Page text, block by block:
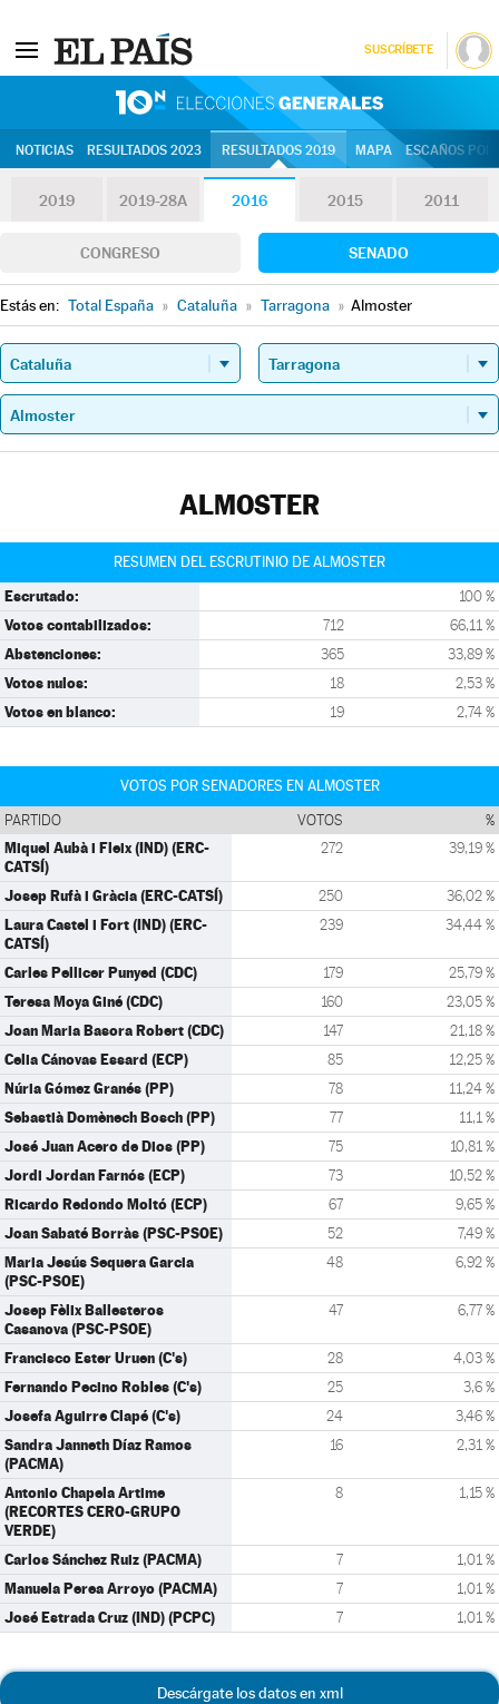
SUSCRÍBETE
NOTICIAS RESULTADOS 2023 RESULTADOS 2019 MAPA ESCAÑOS
2019 2019-28A 2016 2015 2011
CONGRESO SENADO
Estás en: Total España » Cataluña » Tarragona » Almoster
ALMOSTER
RESUMEN DEL ESCRUTINIO DE ALMOSTER
Escrutado: 100 %
Votos contabilizados: 712 66,11 %
Abstenciones: 365 33,89 %
Votos nulos: 18 2,53 %
Votos en blanco: 19 2,74 %
VOTOS POR SENADORES EN ALMOSTER
PARTIDO VOTOS %
Miquel Aubà i Fleix (IND) (ERC-
CATSÍ)
272 39,19 %
Josep Rufà i Gràcia (ERC-CATSÍ) 250 36,02 %
Laura Castel i Fort (IND) (ERC-
CATSÍ)
239 34,44 %
Carles Pellicer Punyed (CDC) 179 25,79 %
Teresa Moya Giné (CDC) 160 23,05 %
Joan Maria Basora Robert (CDC) 147 21,18 %
Celia Cánovas Essard (ECP) 85 12,25 %
Núria Gómez Granés (PP) 78 11,24 %
Sebastià Domènech Bosch (PP) 77 11,1 %
José Juan Acero de Dios (PP) 75 10,81 %
Jordi Jordan Farnós (ECP) 73 10,52 %
Ricardo Redondo Moltó (ECP) 67 9,65 %
Joan Sabaté Borràs (PSC-PSOE) 52 7,49 %
Maria Jesús Sequera Garcia
(PSC-PSOE)
48 6,92 %
Josep Fèlix Ballesteros
Casanova (PSC-PSOE)
47 6,77 %
Francisco Ester Uruen (C's) 28 4,03 %
Fernando Pecino Robles (C's) 25 3,6 %
Josefa Aguirre Clapé (C's) 24 3,46 %
Sandra Janneth Díaz Ramos
(PACMA)
16 2,31 %
Antonio Chapela Artime
(RECORTES CERO-GRUPO
VERDE)
8 1,15 %
Carlos Sánchez Ruiz (PACMA) 7 1,01 %
Manuela Perea Arroyo (PACMA) 7 1,01 %
José Estrada Cruz (IND) (PCPC) 7 1,01 %
Descárgate los datos en xml